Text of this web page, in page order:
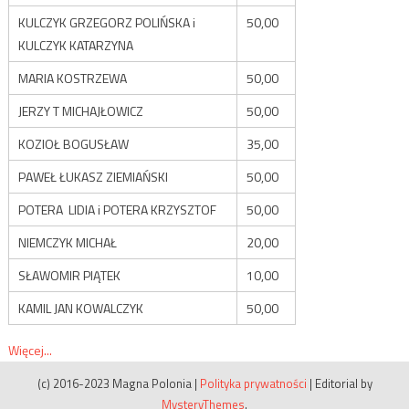
KULCZYK GRZEGORZ POLIŃSKA i
KULCZYK KATARZYNA
50,00
MARIA KOSTRZEWA
50,00
JERZY T MICHAJŁOWICZ
50,00
KOZIOŁ BOGUSŁAW
35,00
PAWEŁ ŁUKASZ ZIEMIAŃSKI
50,00
POTERA LIDIA i POTERA KRZYSZTOF
50,00
NIEMCZYK MICHAŁ
20,00
SŁAWOMIR PIĄTEK
10,00
KAMIL JAN KOWALCZYK
50,00
Więcej...
(c) 2016-2023 Magna Polonia | Polityka prywatności | Editorial by
MysteryThemes.